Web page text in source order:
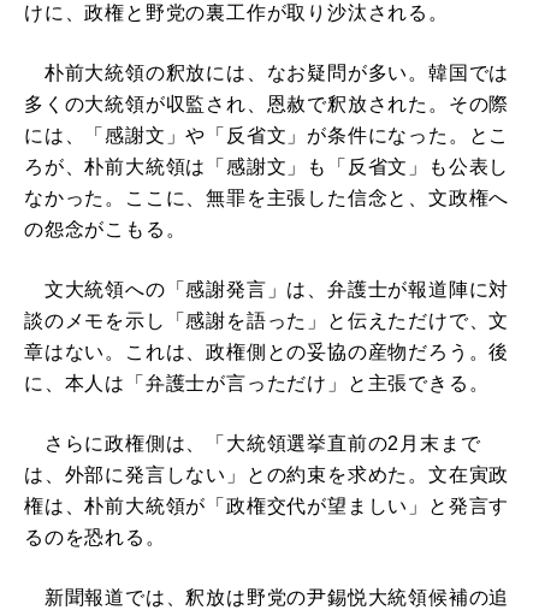
けに、政権と野党の裏工作が取り沙汰される。
朴前大統領の釈放には、なお疑問が多い。韓国では
多くの大統領が収監され、恩赦で釈放された。その際
には、「感謝文」や「反省文」が条件になった。とこ
ろが、朴前大統領は「感謝文」も「反省文」も公表し
なかった。ここに、無罪を主張した信念と、文政権へ
の怨念がこもる。
文大統領への「感謝発言」は、弁護士が報道陣に対
談のメモを示し「感謝を語った」と伝えただけで、文
章はない。これは、政権側との妥協の産物だろう。後
に、本人は「弁護士が言っただけ」と主張できる。
さらに政権側は、「大統領選挙直前の2月末まで
は、外部に発言しない」との約束を求めた。文在寅政
権は、朴前大統領が「政権交代が望ましい」と発言す
るのを恐れる。
新聞報道では、釈放は野党の尹錫悦大統領候補の追